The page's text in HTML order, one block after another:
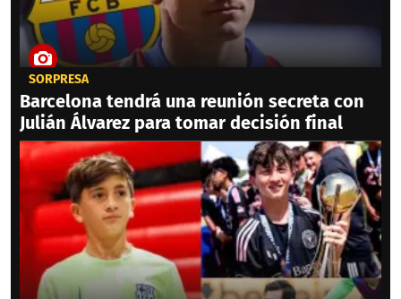
SORPRESA
Barcelona tendrá una reunión secreta con
Julián Álvarez para tomar decisión final